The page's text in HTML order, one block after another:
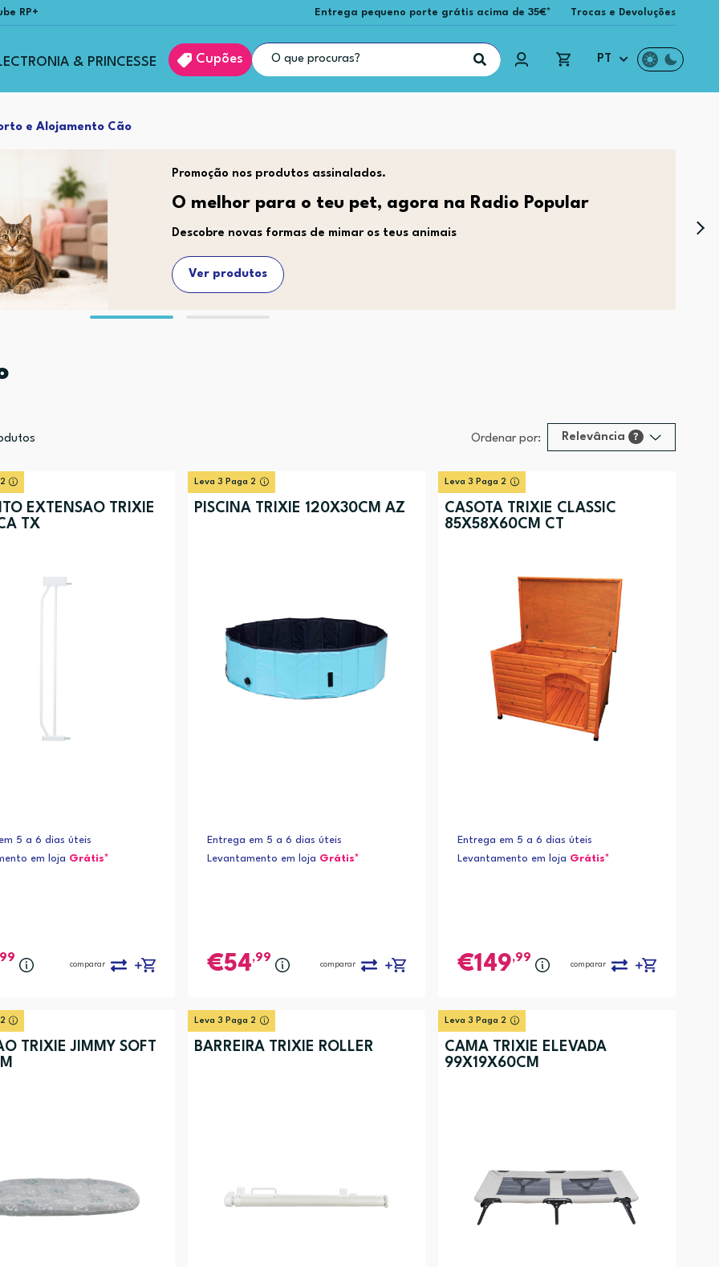
RP+ Entrega pequeno porte grátis acima de 35€* Trocas e Devoluções
& PRINCESSE Cupões PT
e Alojamento Cão
Promoção nos produtos assinalados.
O melhor para o teu pet, agora na Radio Popular
Descobre novas formas de mimar os teus animais
Ver produtos
Ordenar por: Relevância ?
Preço (mais baixo)
Alfabética (Z-A)
EXTENSÃO TRIXIE
TX
5 a 6 dias úteis
em loja Grátis*
comparar
Leva 3 Paga 2
PISCINA TRIXIE 120X30CM AZ
Entrega em 5 a 6 dias úteis
Levantamento em loja Grátis*
54,99
comparar
Leva 3 Paga 2
CASOTA TRIXIE CLASSIC
85X58X60CM CT
Entrega em 5 a 6 dias úteis
Levantamento em loja Grátis*
149,99
comparar
TRIXIE JIMMY SOFT
Leva 3 Paga 2
BARREIRA TRIXIE ROLLER
Leva 3 Paga 2
CAMA TRIXIE ELEVADA
99X19X60CM